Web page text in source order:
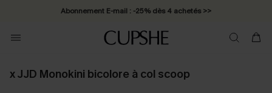
Abonnement E-mail : -25% dès 4 achetés >>
x JJD Monokini bicolore à col scoop